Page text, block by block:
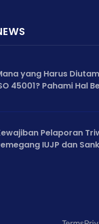
yang Harus
45001? Pahami Hal
Pelaporan
IUJP dan